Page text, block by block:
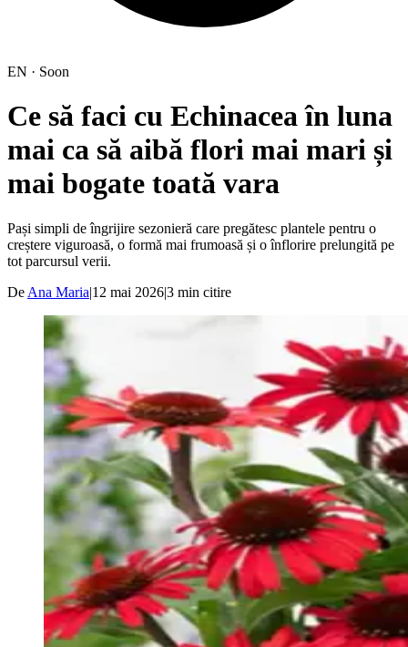
EN · Soon
Ce să faci cu Echinacea în luna
mai ca să aibă flori mai mari și
mai bogate toată vara
Pași simpli de îngrijire sezonieră care pregătesc plantele pentru o
creștere viguroasă, o formă mai frumoasă și o înflorire prelungită pe
tot parcursul verii.
De Ana Maria|12 mai 2026|3 min citire